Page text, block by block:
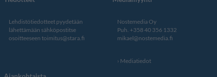
Lehdistötiedotteet pyydetään
lähettämään sähköpostitse
osoitteeseen toimitus@stara.fi
Nostemedia Oy
Puh. +358 40 356 1332
mikael@nostemedia.fi
Mediatiedot